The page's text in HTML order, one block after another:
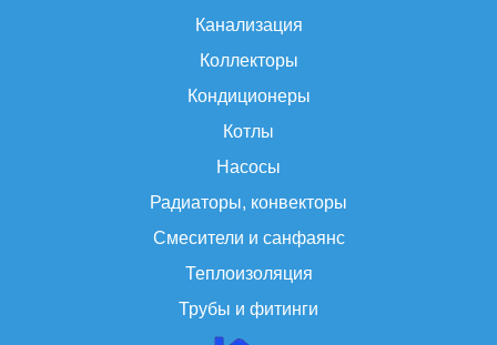
Канализация
Коллекторы
Кондиционеры
Котлы
Насосы
Радиаторы, конвекторы
Смесители и санфаянс
Теплоизоляция
Трубы и фитинги